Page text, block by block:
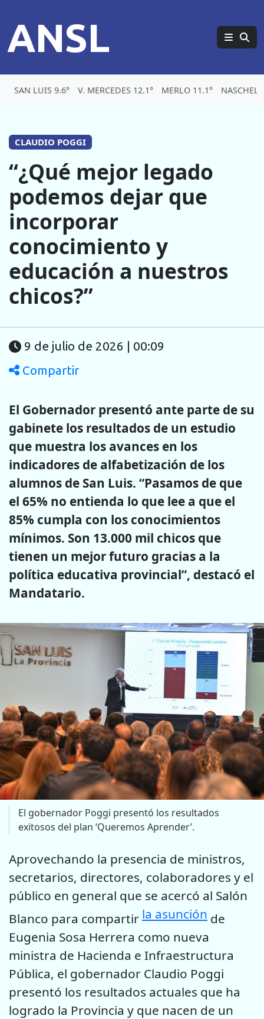
ANSL
SAN LUIS 9.6° V. MERCEDES 12.1° MERLO 11.1° NASCHEL
CLAUDIO POGGI
“¿Qué mejor legado
podemos dejar que
incorporar
conocimiento y
educación a nuestros
chicos?”
9 de julio de 2026 | 00:09
Compartir
El Gobernador presentó ante parte de su
gabinete los resultados de un estudio
que muestra los avances en los
indicadores de alfabetización de los
alumnos de San Luis. “Pasamos de que
el 65% no entienda lo que lee a que el
85% cumpla con los conocimientos
mínimos. Son 13.000 mil chicos que
tienen un mejor futuro gracias a la
política educativa provincial”, destacó el
Mandatario.
El gobernador Poggi presentó los resultados
exitosos del plan ‘Queremos Aprender’.
Aprovechando la presencia de ministros,
secretarios, directores, colaboradores y el
público en general que se acercó al Salón
Blanco para compartir la asunción de
Eugenia Sosa Herrera como nueva
ministra de Hacienda e Infraestructura
Pública, el gobernador Claudio Poggi
presentó los resultados actuales que ha
logrado la Provincia y que nacen de un